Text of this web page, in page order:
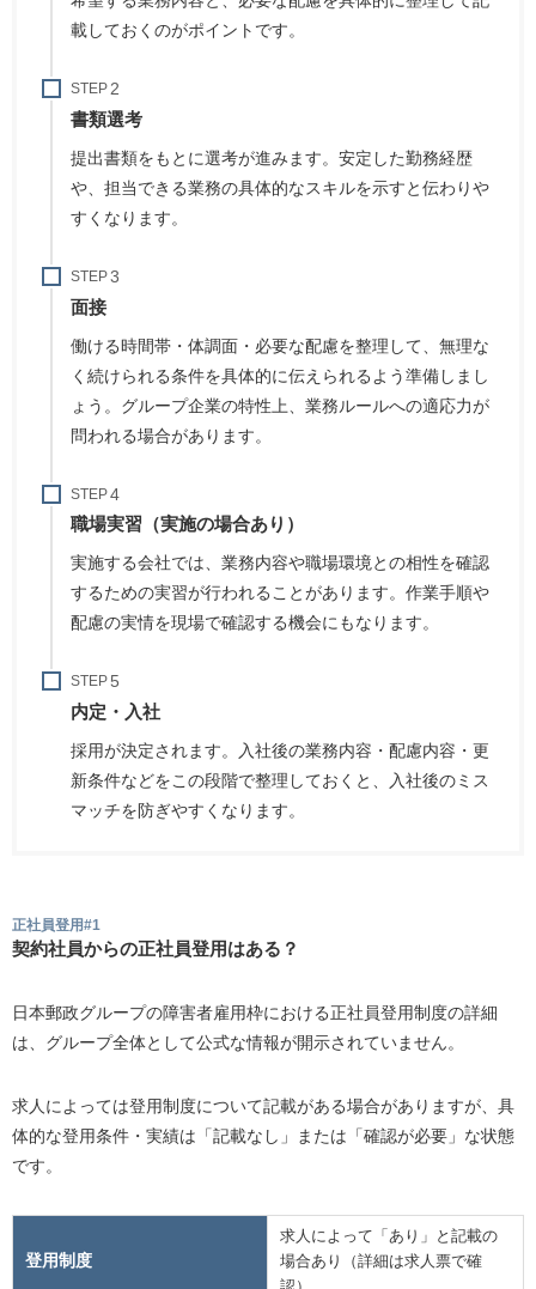
載しておくのがポイントです。
STEP
書類選考
提出書類をもとに選考が進みます。安定した勤務経歴
や、担当できる業務の具体的なスキルを示すと伝わりや
すくなります。
STEP
面接
働ける時間帯・体調面・必要な配慮を整理して、無理な
く続けられる条件を具体的に伝えられるよう準備しまし
ょう。グループ企業の特性上、業務ルールへの適応力が
問われる場合があります。
STEP
職場実習（実施の場合あり）
実施する会社では、業務内容や職場環境との相性を確認
するための実習が行われることがあります。作業手順や
配慮の実情を現場で確認する機会にもなります。
STEP
内定・入社
採用が決定されます。入社後の業務内容・配慮内容・更
新条件などをこの段階で整理しておくと、入社後のミス
マッチを防ぎやすくなります。
正社員登用#1
契約社員からの正社員登用はある？
日本郵政グループの障害者雇用枠における正社員登用制度の詳細
は、グループ全体として公式な情報が開示されていません。
求人によっては登用制度について記載がある場合がありますが、具
体的な登用条件・実績は「記載なし」または「確認が必要」な状態
です。
登用制度
求人によって「あり」と記載の
場合あり（詳細は求人票で確